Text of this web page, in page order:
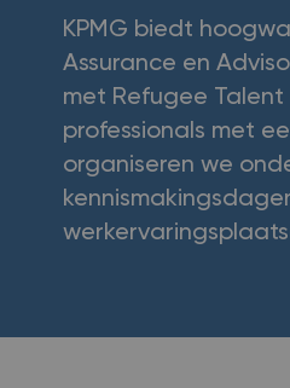
KPMG biedt
Assurance en
met Refugee
professionals met
organiseren we